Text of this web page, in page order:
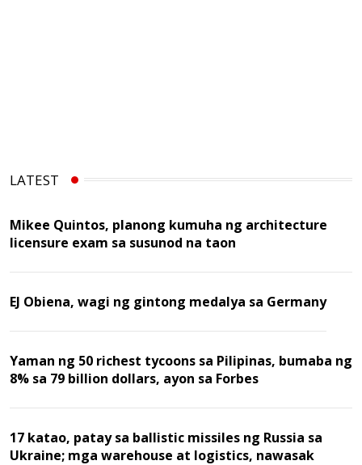
LATEST
Mikee Quintos, planong kumuha ng architecture
licensure exam sa susunod na taon
EJ Obiena, wagi ng gintong medalya sa Germany
Yaman ng 50 richest tycoons sa Pilipinas, bumaba ng
8% sa 79 billion dollars, ayon sa Forbes
17 katao, patay sa ballistic missiles ng Russia sa
Ukraine; mga warehouse at logistics, nawasak